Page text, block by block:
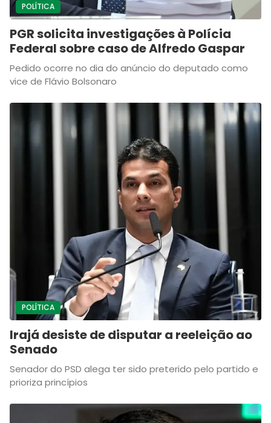
POLÍTICA
PGR solicita investigações à Polícia
Federal sobre caso de Alfredo Gaspar
Pedido ocorre no dia do anúncio do deputado como
vice de Flávio Bolsonaro
POLÍTICA
Irajá desiste de disputar a reeleição ao
Senado
Senador do PSD alega ter sido preterido pelo partido e
prioriza princípios